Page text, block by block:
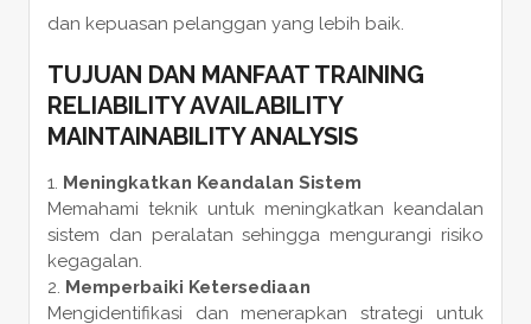
dan kepuasan pelanggan yang lebih baik.
TUJUAN DAN MANFAAT TRAINING
RELIABILITY AVAILABILITY
MAINTAINABILITY ANALYSIS
Meningkatkan Keandalan Sistem
Memahami teknik untuk meningkatkan keandalan
sistem dan peralatan sehingga mengurangi risiko
kegagalan.
Memperbaiki Ketersediaan
Mengidentifikasi dan menerapkan strategi untuk